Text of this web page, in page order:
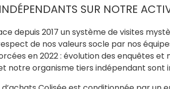
SUR NOTRE
depuis 2017 un système de visites
de nos valeurs socle par nos
en 2022 : évolution des enquêtes et
notre organisme tiers indépendant sont